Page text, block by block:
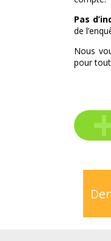
Pas
de
Nous
pour
Voir
les